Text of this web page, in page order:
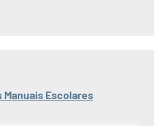
Escolares